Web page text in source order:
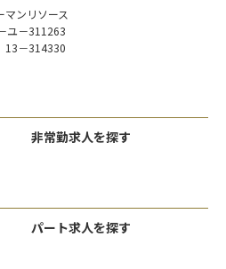
ンリソース
ユ－311263
－314330
非常勤求人を探す
パート求人を探す